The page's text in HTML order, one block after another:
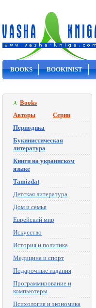
BOOKS BOOKINIST
Books
Авторы
Серии
Периодика
Букинистическая
литература
Книги на украинском
языке
Tamizdat
Детская литература
Дом и семья
Еврейский мир
Искусство
История и политика
Медицина и спорт
Подарочные издания
Программирование и
компьютеры
Психология и экономика